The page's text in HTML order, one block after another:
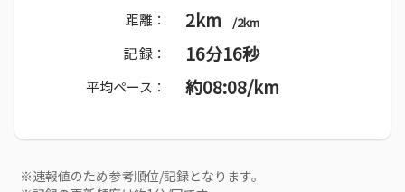
距離： 2km /2km
記 録： 16分16秒
平均ペース： 約08:08/km
※速報値のため参考順位/記録となります。